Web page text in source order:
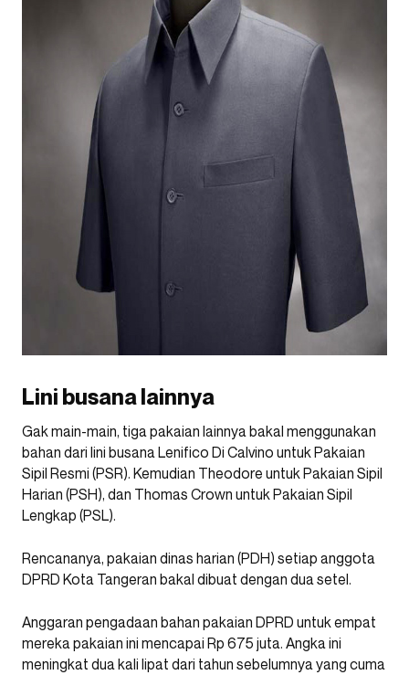
Lini busana lainnya
Gak main-main, tiga pakaian lainnya bakal menggunakan
bahan dari lini busana Lenifico Di Calvino untuk Pakaian
Sipil Resmi (PSR). Kemudian Theodore untuk Pakaian Sipil
Harian (PSH), dan Thomas Crown untuk Pakaian Sipil
Lengkap (PSL).
Rencananya, pakaian dinas harian (PDH) setiap anggota
DPRD Kota Tangeran bakal dibuat dengan dua setel.
Anggaran pengadaan bahan pakaian DPRD untuk empat
mereka pakaian ini mencapai Rp 675 juta. Angka ini
meningkat dua kali lipat dari tahun sebelumnya yang cuma